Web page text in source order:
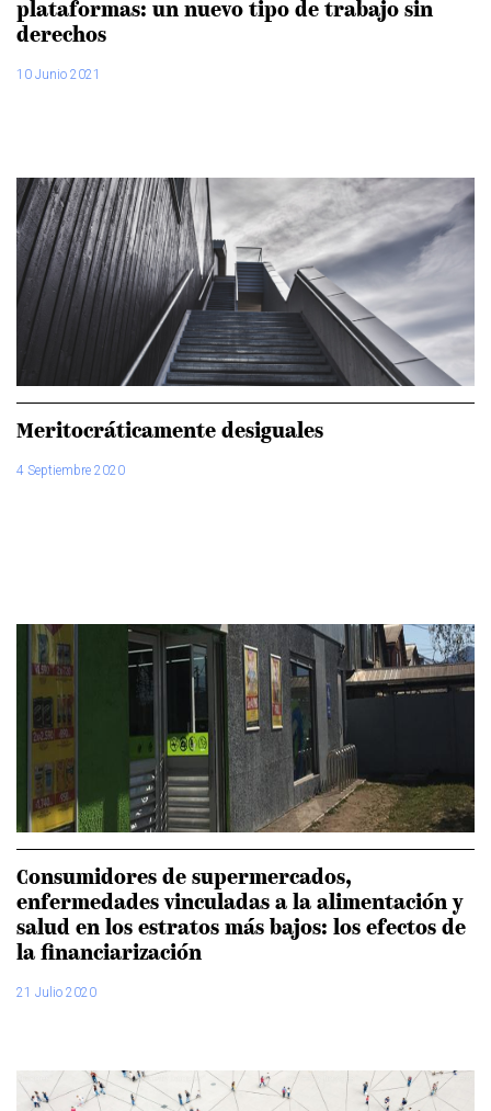
plataformas: un nuevo tipo de trabajo sin
derechos
10 Junio 2021
Meritocráticamente desiguales
4 Septiembre 2020
Consumidores de supermercados,
enfermedades vinculadas a la alimentación y
salud en los estratos más bajos: los efectos de
la financiarización
21 Julio 2020